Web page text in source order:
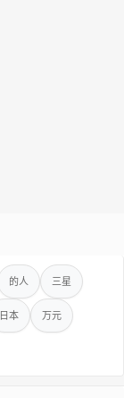
的人 三星
日本 万元